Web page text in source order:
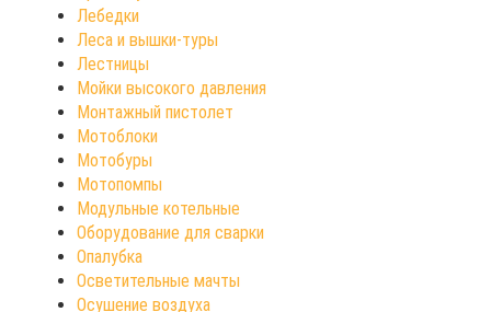
Лебедки
Леса и вышки-туры
Лестницы
Мойки высокого давления
Монтажный пистолет
Мотоблоки
Мотобуры
Мотопомпы
Модульные котельные
Оборудование для сварки
Опалубка
Осветительные мачты
Осушение воздуха